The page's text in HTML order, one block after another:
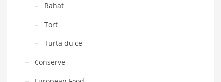
Rahat
Tort
Turta dulce
Conserve